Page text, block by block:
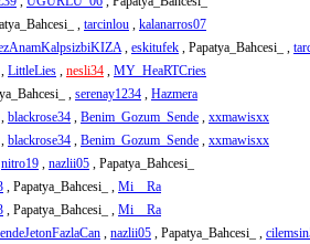
, tarcinlou , kalanarros07
, eskitufek , Papatya_Bahcesi_ ,
LittleLies , nesli34 , MY_HeaRTCries
, serenay1234 , Hazmera
blackrose34 , Benim_Gozum_Sende , xxmawisxx
blackrose34 , Benim_Gozum_Sende , xxmawisxx
nitro19 , nazlii05 , Papatya_Bahcesi_
, Papatya_Bahcesi_ , Mi__Ra
, Papatya_Bahcesi_ , Mi__Ra
, nazlii05 , Papatya_Bahcesi_ ,